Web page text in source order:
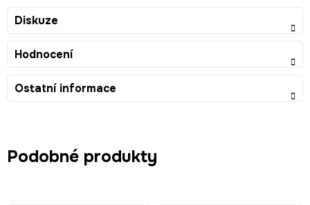
Diskuze
Hodnocení
Ostatní informace
Podobné produkty